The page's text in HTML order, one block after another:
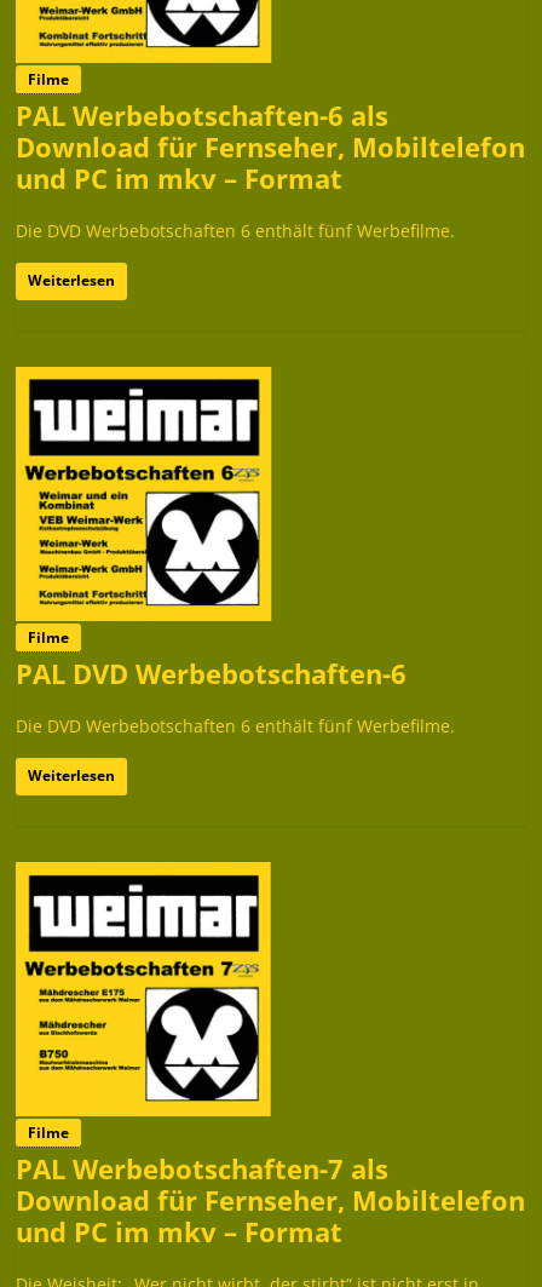
Filme
PAL Werbebotschaften-6 als
Download für Fernseher, Mobiltelefon
und PC im mkv – Format
Die DVD Werbebotschaften 6 enthält fünf Werbefilme.
Weiterlesen
Filme
PAL DVD Werbebotschaften-6
Die DVD Werbebotschaften 6 enthält fünf Werbefilme.
Weiterlesen
Filme
PAL Werbebotschaften-7 als
Download für Fernseher, Mobiltelefon
und PC im mkv – Format